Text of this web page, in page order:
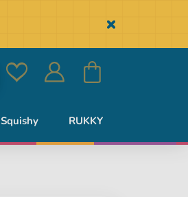
Skryť
KedvencekBejelentkezés
Kosár
Squishy RUKKY